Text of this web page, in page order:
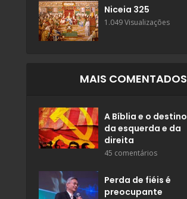
Niceia 325
1.049 Visualizações
MAIS COMENTADOS
A Bíblia e o destino
da esquerda e da
direita
45 comentários
Perda de fiéis é
preocupante